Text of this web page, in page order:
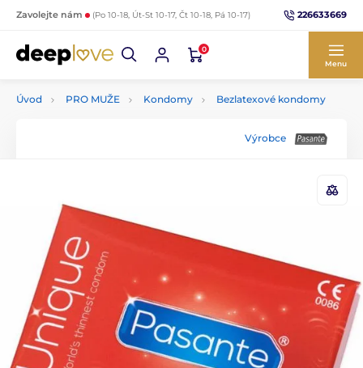
Zavolejte nám (Po 10-18, Út-St 10-17, Čt 10-18, Pá 10-17) 226633669
0
Menu
Úvod PRO MUŽE Kondomy Bezlatexové kondomy
Výrobce